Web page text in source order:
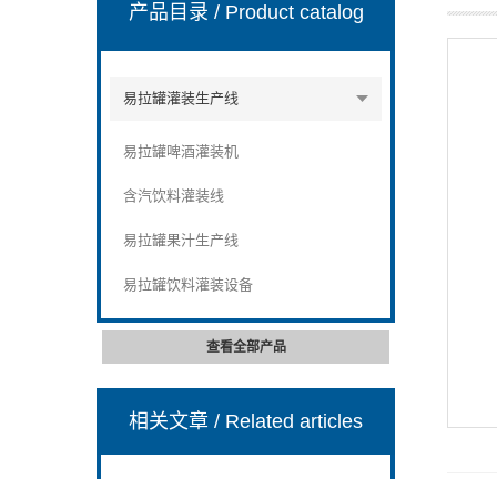
产品目录 / Product catalog
易拉罐灌装生产线
易拉罐啤酒灌装机
含汽饮料灌装线
易拉罐果汁生产线
易拉罐饮料灌装设备
查看全部产品
相关文章/ Related articles